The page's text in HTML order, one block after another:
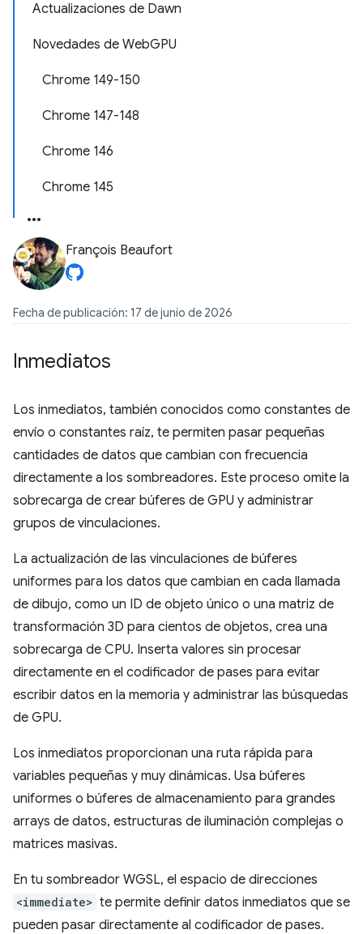
Actualizaciones de Dawn
Novedades de WebGPU
Chrome 149-150
Chrome 147-148
Chrome 146
Chrome 145
François Beaufort
Fecha de publicación: 17 de junio de 2026
Inmediatos
Los inmediatos, también conocidos como constantes de
envío o constantes raíz, te permiten pasar pequeñas
cantidades de datos que cambian con frecuencia
directamente a los sombreadores. Este proceso omite la
sobrecarga de crear búferes de GPU y administrar
grupos de vinculaciones.
La actualización de las vinculaciones de búferes
uniformes para los datos que cambian en cada llamada
de dibujo, como un ID de objeto único o una matriz de
transformación 3D para cientos de objetos, crea una
sobrecarga de CPU. Inserta valores sin procesar
directamente en el codificador de pases para evitar
escribir datos en la memoria y administrar las búsquedas
de GPU.
Los inmediatos proporcionan una ruta rápida para
variables pequeñas y muy dinámicas. Usa búferes
uniformes o búferes de almacenamiento para grandes
arrays de datos, estructuras de iluminación complejas o
matrices masivas.
En tu sombreador WGSL, el espacio de direcciones
<immediate> te permite definir datos inmediatos que se
pueden pasar directamente al codificador de pases.